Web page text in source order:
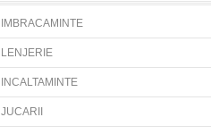
IMBRACAMINTE
LENJERIE
INCALTAMINTE
JUCARII